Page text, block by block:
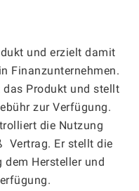
und erzielt damit
Finanzunternehmen.
das Produkt und stellt
zur Verfügung.
die Nutzung
Vertrag. Er stellt die
dem Hersteller und